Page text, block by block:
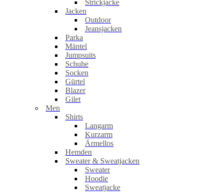
Strickjacke
Jacken
Outdoor
Jeansjacken
Parka
Mäntel
Jumpsuits
Schuhe
Socken
Gürtel
Blazer
Gilet
Men
Shirts
Langarm
Kurzarm
Ärmellos
Hemden
Sweater & Sweatjacken
Sweater
Hoodie
Sweatjacke